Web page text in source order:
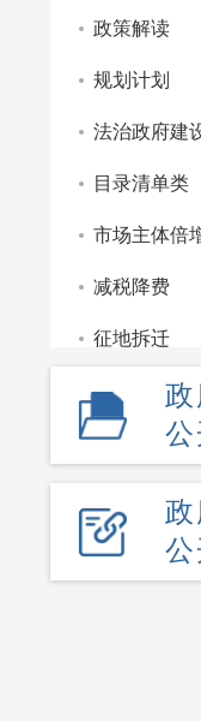
政策解读
规划计划
法治政府建
目录清单类
市场主体倍
减税降费
征地拆迁
重点领域信
监管服务处
财政信息
政
公
政